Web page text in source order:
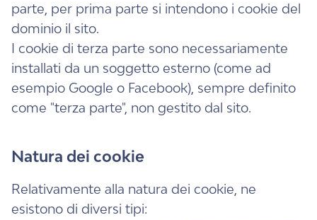
parte, per prima parte si intendono i cookie del
dominio il sito.
I cookie di terza parte sono necessariamente
installati da un soggetto esterno (come ad
esempio Google o Facebook), sempre definito
come "terza parte", non gestito dal sito.
Natura dei cookie
Relativamente alla natura dei cookie, ne
esistono di diversi tipi: